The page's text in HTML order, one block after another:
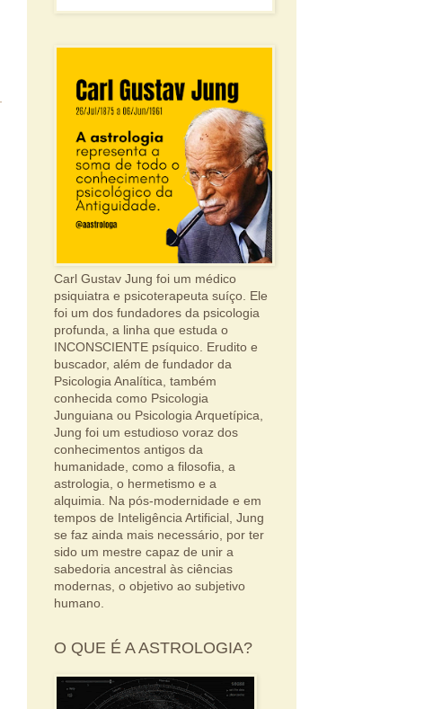
Carl Gustav Jung foi um médico
psiquiatra e psicoterapeuta suíço. Ele
foi um dos fundadores da psicologia
profunda, a linha que estuda o
INCONSCIENTE psíquico. Erudito e
buscador, além de fundador da
Psicologia Analítica, também
conhecida como Psicologia
Junguiana ou Psicologia Arquetípica,
Jung foi um estudioso voraz dos
conhecimentos antigos da
humanidade, como a filosofia, a
astrologia, o hermetismo e a
alquimia. Na pós-modernidade e em
tempos de Inteligência Artificial, Jung
se faz ainda mais necessário, por ter
sido um mestre capaz de unir a
sabedoria ancestral às ciências
modernas, o objetivo ao subjetivo
humano.
O QUE É A ASTROLOGIA?